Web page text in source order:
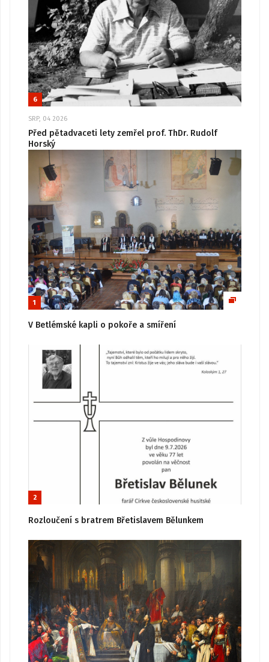
6
SRP, 04 2026
Před pětadvaceti lety zemřel prof. ThDr. Rudolf
Horský
1
V Betlémské kapli o pokoře a smíření
2
Rozloučení s bratrem Břetislavem Bělunkem